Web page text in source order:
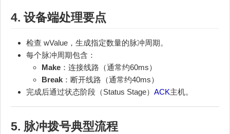
4. 设备端处理要点
检查 wValue，生成指定数量的脉冲周期。
每个脉冲周期包含：
Make ：连接线路（通常约60ms）
Break ：断开线路（通常约40ms）
完成后通过状态阶段（Status Stage） ACK主机。
5. 脉冲拨号典型流程